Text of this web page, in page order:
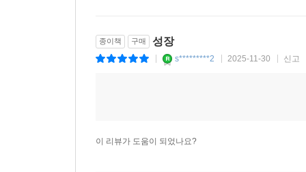
종이책 구매 성장
s*********2 2025-11-30 신고
이 리뷰가 도움이 되었나요?